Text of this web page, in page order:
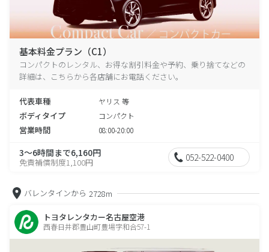
基本料金プラン（C1）
コンパクトのレンタル、お得な割引料金や予約、乗り捨てなどの
詳細は、こちらから各店舗にお電話ください。
代表車種 ヤリス 等
ボディタイプ コンパクト
営業時間 08:00-20:00
3～6時間まで6,160円
免責補償制度1,100円 052-522-0400
バレンタインから 2728m
トヨタレンタカー名古屋空港
西春日井郡豊山町豊場字和合57-1